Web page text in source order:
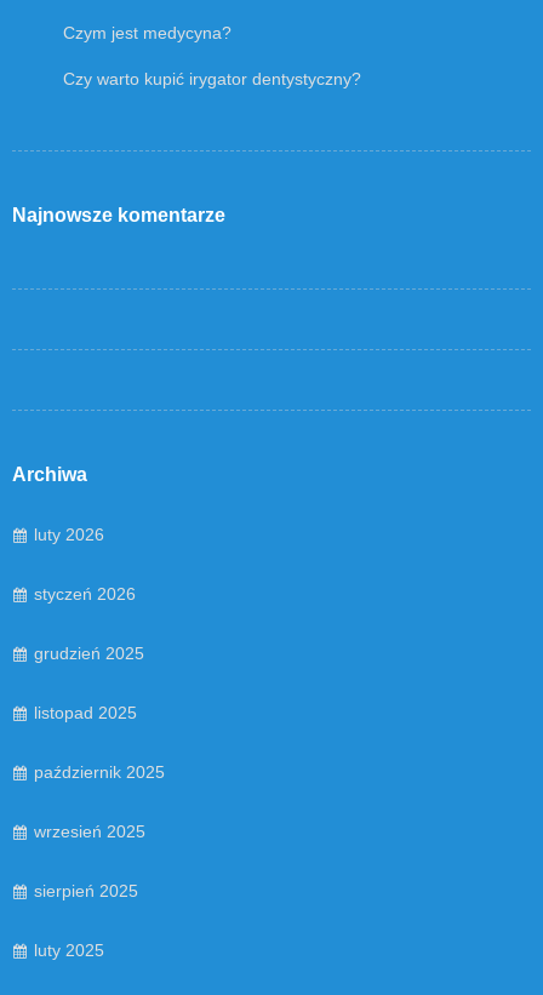
Czym jest medycyna?
Czy warto kupić irygator dentystyczny?
Najnowsze komentarze
Archiwa
luty 2026
styczeń 2026
grudzień 2025
listopad 2025
październik 2025
wrzesień 2025
sierpień 2025
luty 2025